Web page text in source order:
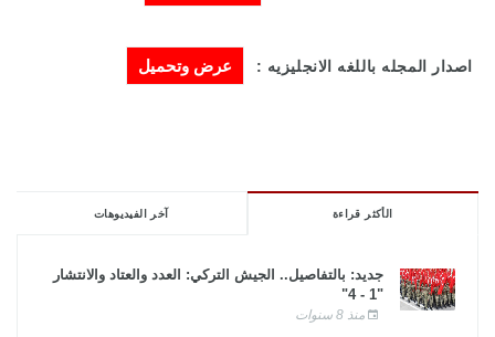
اصدار المجله باللغه الانجليزيه : عرض وتحميل
الأكثر قراءة آخر الفيديوهات
جديد: بالتفاصيل.. الجيش التركي: العدد والعتاد والانتشار
"1 - 4"
منذ 8 سنوات